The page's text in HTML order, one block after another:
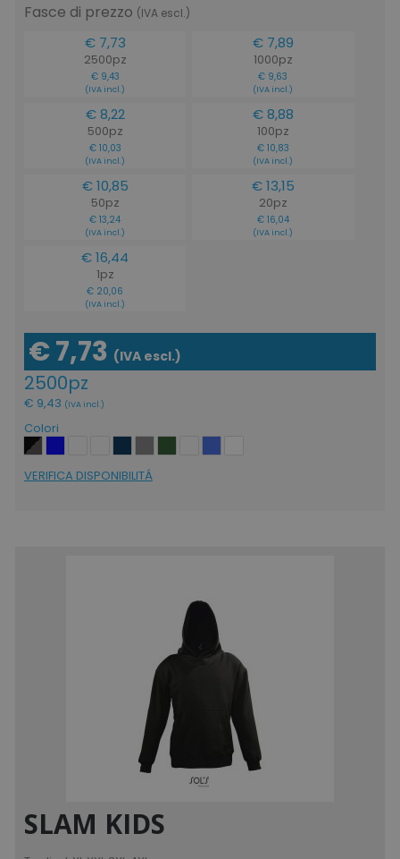
Fasce di prezzo (IVA escl.)
€ 7,73
2500pz
€ 9,43
(IVA incl.)
€ 7,89
1000pz
€ 9,63
(IVA incl.)
€ 8,22
500pz
€ 10,03
(IVA incl.)
€ 8,88
100pz
€ 10,83
(IVA incl.)
€ 10,85
50pz
€ 13,24
(IVA incl.)
€ 13,15
20pz
€ 16,04
(IVA incl.)
€ 16,44
1pz
€ 20,06
(IVA incl.)
€ 7,73 (IVA escl.)
2500pz
€ 9,43 (IVA incl.)
Colori
VERIFICA DISPONIBILITÁ
SLAM KIDS